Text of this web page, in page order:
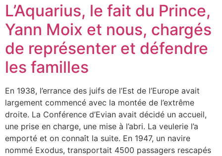
L’Aquarius, le fait du Prince,
Yann Moix et nous, chargés
de représenter et défendre
les familles
En 1938, l’errance des juifs de l’Est de l’Europe avait
largement commencé avec la montée de l’extrême
droite. La Conférence d’Evian avait décidé un accueil,
une prise en charge, une mise à l’abri. La veulerie l’a
emporté et on connaît la suite. En 1947, un navire
nommé Exodus, transportait 4500 passagers rescapés